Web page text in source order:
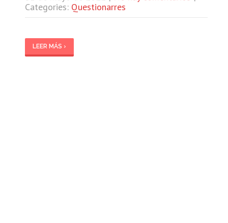
Categories: Questionarres
LEER MÁS ›